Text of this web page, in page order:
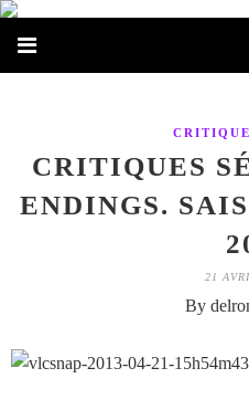
CRITIQUES
ENDINGS.
21
By